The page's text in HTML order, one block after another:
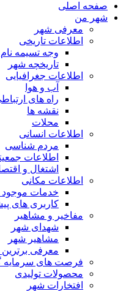
صفحه اصلی
شهر من
معرفی شهر
اطلاعات تاریخی
وجه تسیمه
تاریخچه شهر
اطلاعات جغرافیایی
آب و هوا
راه های
نقشه ها
محلات
اطلاعات انسانی
مردم شناسی
اطلاعات
اشتغال و
اطلاعات مکانی
خدمات موجود
کاربری های
مفاخیر و مشاهیر
شهدای شهر
مشاهیر شهر
معرفی
فرصت های سرمایه
محصولات تولیدی
افتخارات شهر